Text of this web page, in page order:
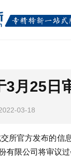
3月25日
03-18
所官方发布的信
有限公司将审议过